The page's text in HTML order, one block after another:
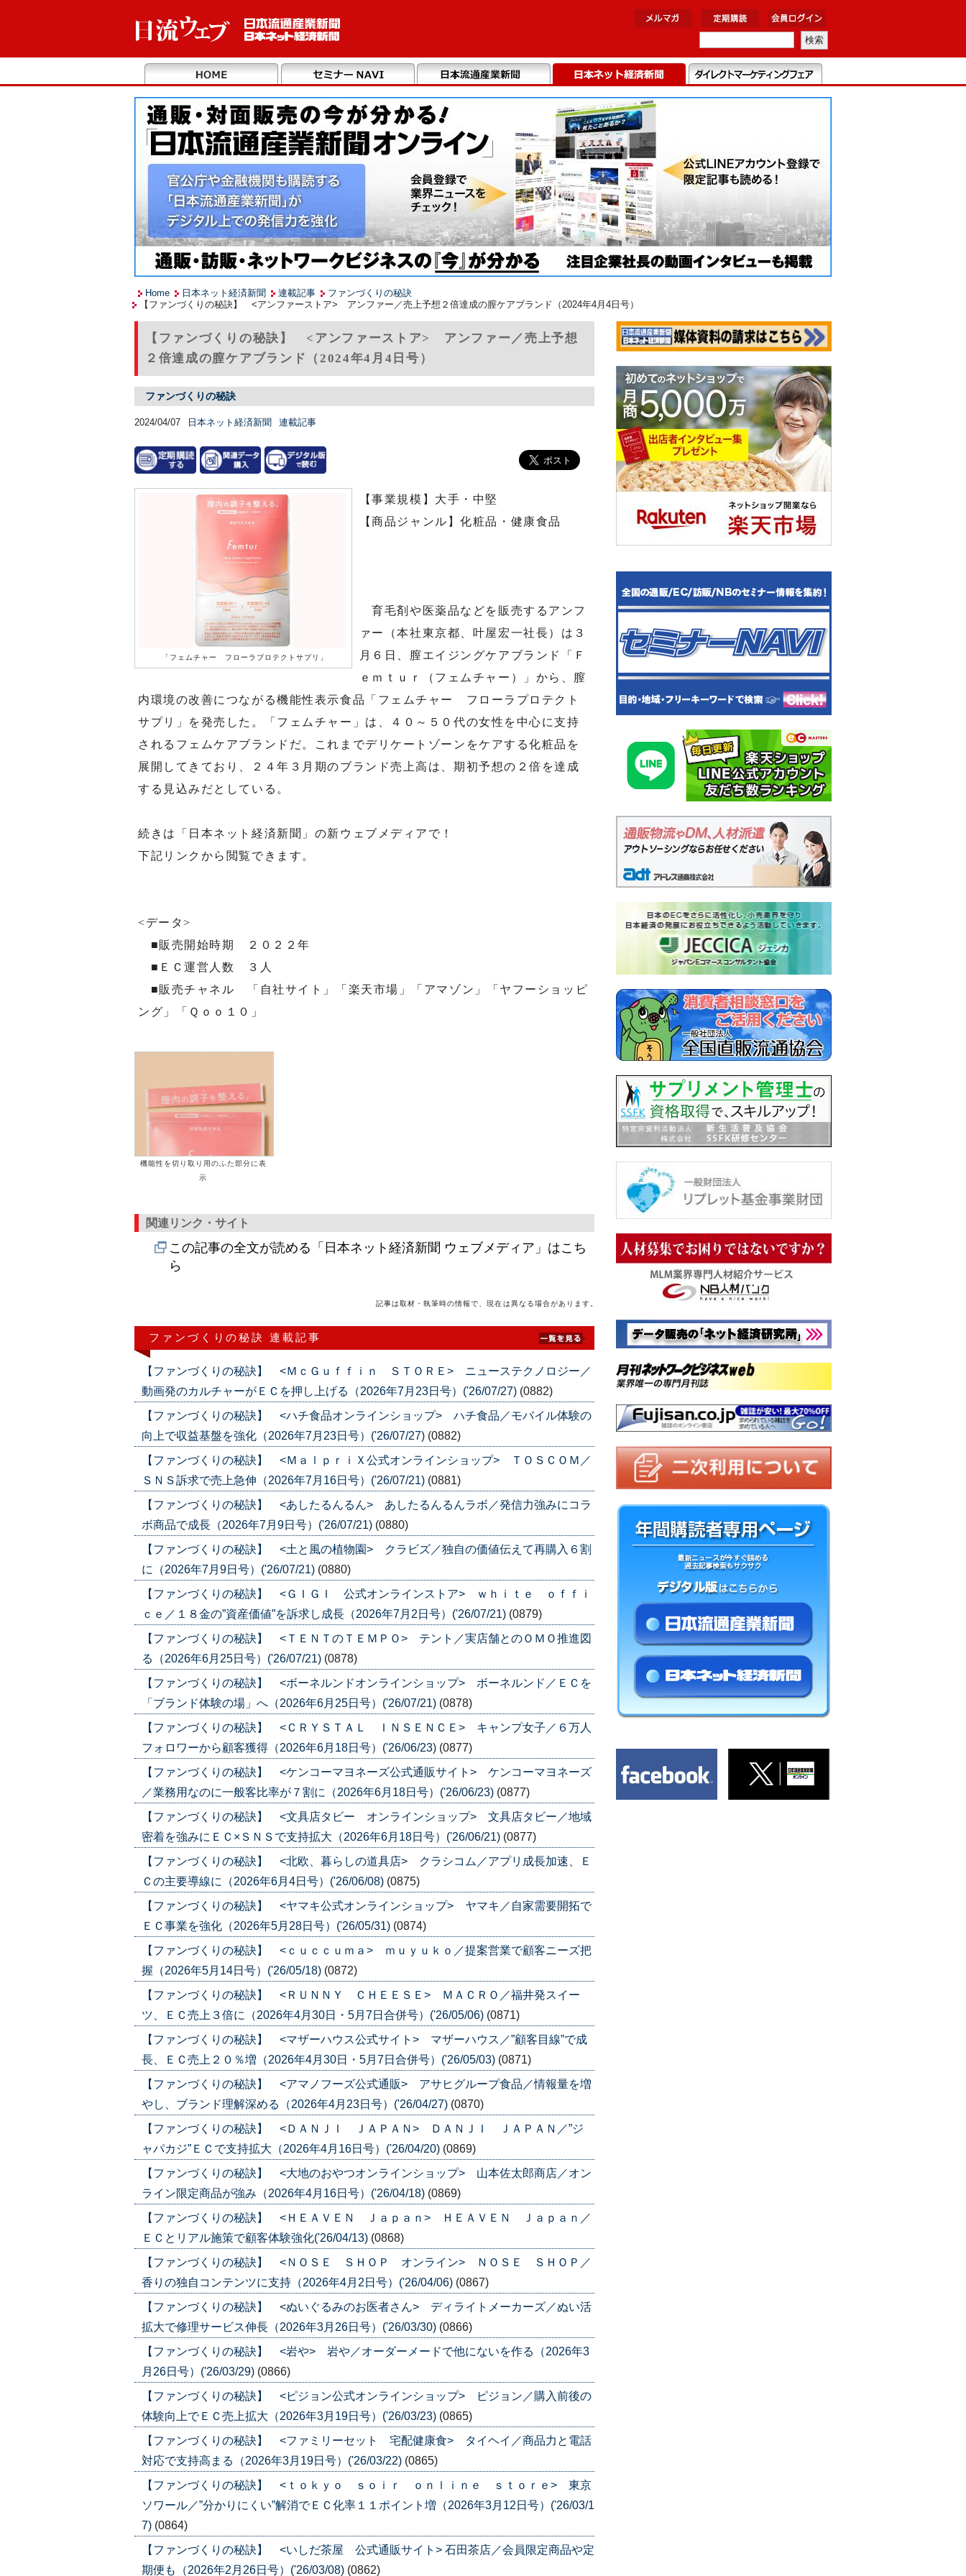
Home 日本ネット経済新聞 連載記事
ファンづくりの秘訣
【ファンづくりの秘訣】 <アンファーストア> アンファー／売上予想２倍達成の膣ケアブランド（2024年4月4日号）
【ファンづくりの秘訣】 <アンファーストア> アンファー／売上予想
２倍達成の膣ケアブランド（2024年4月4日号）
ファンづくりの秘訣
2024/04/07 日本ネット経済新聞 連載記事
「フェムチャー フローラプロテクトサプリ」
【事業規模】大手・中堅
【商品ジャンル】化粧品・健康食品
育毛剤や医薬品などを販売するアンフ
ァー（本社東京都、叶屋宏一社長）は３
月６日、膣エイジングケアブランド「Ｆ
ｅｍｔｕｒ（フェムチャー）」から、膣
内環境の改善につながる機能性表示食品「フェムチャー フローラプロテクト
サプリ」を発売した。「フェムチャー」は、４０～５０代の女性を中心に支持
されるフェムケアブランドだ。これまでデリケートゾーンをケアする化粧品を
展開してきており、２４年３月期のブランド売上高は、期初予想の２倍を達成
する見込みだとしている。
続きは「日本ネット経済新聞」の新ウェブメディアで！
下記リンクから閲覧できます。
<データ>
■販売開始時期 ２０２２年
■ＥＣ運営人数 ３人
■販売チャネル 「自社サイト」「楽天市場」「アマゾン」「ヤフーショッピ
ング」「Ｑｏｏ１０」
機能性を切り取り用のふた部分に表
示
関連リンク・サイト
この記事の全文が読める「日本ネット経済新聞 ウェブメディア」はこち
ら
記事は取材・執筆時の情報で、現在は異なる場合があります。
ファンづくりの秘訣 連載記事
【ファンづくりの秘訣】 <ＭｃＧｕｆｆｉｎ ＳＴＯＲＥ> ニューステクノロジー／
動画発のカルチャーがＥＣを押し上げる（2026年7月23日号）('26/07/27) (0882)
【ファンづくりの秘訣】 <ハチ食品オンラインショップ> ハチ食品／モバイル体験の
向上で収益基盤を強化（2026年7月23日号）('26/07/27) (0882)
【ファンづくりの秘訣】 <ＭａｌｐｒｉＸ公式オンラインショップ> ＴＯＳＣＯＭ／
ＳＮＳ訴求で売上急伸（2026年7月16日号）('26/07/21) (0881)
【ファンづくりの秘訣】 <あしたるんるん> あしたるんるんラボ／発信力強みにコラ
ボ商品で成長（2026年7月9日号）('26/07/21) (0880)
【ファンづくりの秘訣】 <土と風の植物園> クラビズ／独自の価値伝えて再購入６割
に（2026年7月9日号）('26/07/21) (0880)
【ファンづくりの秘訣】 <ＧＩＧＩ 公式オンラインストア> ｗｈｉｔｅ ｏｆｆｉ
ｃｅ／１８金の”資産価値”を訴求し成長（2026年7月2日号）('26/07/21) (0879)
【ファンづくりの秘訣】 <ＴＥＮＴのＴＥＭＰＯ> テント／実店舗とのＯＭＯ推進図
る（2026年6月25日号）('26/07/21) (0878)
【ファンづくりの秘訣】 <ボーネルンドオンラインショップ> ボーネルンド／ＥＣを
「ブランド体験の場」へ（2026年6月25日号）('26/07/21) (0878)
【ファンづくりの秘訣】 <ＣＲＹＳＴＡＬ ＩＮＳＥＮＣＥ> キャンプ女子／６万人
フォロワーから顧客獲得（2026年6月18日号）('26/06/23) (0877)
【ファンづくりの秘訣】 <ケンコーマヨネーズ公式通販サイト> ケンコーマヨネーズ
／業務用なのに一般客比率が７割に（2026年6月18日号）('26/06/23) (0877)
【ファンづくりの秘訣】 <文具店タビー オンラインショップ> 文具店タビー／地域
密着を強みにＥＣ×ＳＮＳで支持拡大（2026年6月18日号）('26/06/21) (0877)
【ファンづくりの秘訣】 <北欧、暮らしの道具店> クラシコム／アプリ成長加速、Ｅ
Ｃの主要導線に（2026年6月4日号）('26/06/08) (0875)
【ファンづくりの秘訣】 <ヤマキ公式オンラインショップ> ヤマキ／自家需要開拓で
ＥＣ事業を強化（2026年5月28日号）('26/05/31) (0874)
【ファンづくりの秘訣】 <ｃｕｃｃｕｍａ> ｍｕｙｕｋｏ／提案営業で顧客ニーズ把
握（2026年5月14日号）('26/05/18) (0872)
【ファンづくりの秘訣】 <ＲＵＮＮＹ ＣＨＥＥＳＥ> ＭＡＣＲＯ／福井発スイー
ツ、ＥＣ売上３倍に（2026年4月30日・5月7日合併号）('26/05/06) (0871)
【ファンづくりの秘訣】 <マザーハウス公式サイト> マザーハウス／”顧客目線”で成
長、ＥＣ売上２０％増（2026年4月30日・5月7日合併号）('26/05/03) (0871)
【ファンづくりの秘訣】 <アマノフーズ公式通販> アサヒグループ食品／情報量を増
やし、ブランド理解深める（2026年4月23日号）('26/04/27) (0870)
【ファンづくりの秘訣】 <ＤＡＮＪＩ ＪＡＰＡＮ> ＤＡＮＪＩ ＪＡＰＡＮ／”ジ
ャパカジ”ＥＣで支持拡大（2026年4月16日号）('26/04/20) (0869)
【ファンづくりの秘訣】 <大地のおやつオンラインショップ> 山本佐太郎商店／オン
ライン限定商品が強み（2026年4月16日号）('26/04/18) (0869)
【ファンづくりの秘訣】 <ＨＥＡＶＥＮ Ｊａｐａｎ> ＨＥＡＶＥＮ Ｊａｐａｎ／
ＥＣとリアル施策で顧客体験強化('26/04/13) (0868)
【ファンづくりの秘訣】 <ＮＯＳＥ ＳＨＯＰ オンライン> ＮＯＳＥ ＳＨＯＰ／
香りの独自コンテンツに支持（2026年4月2日号）('26/04/06) (0867)
【ファンづくりの秘訣】 <ぬいぐるみのお医者さん> ディライトメーカーズ／ぬい活
拡大で修理サービス伸長（2026年3月26日号）('26/03/30) (0866)
【ファンづくりの秘訣】 <岩や> 岩や／オーダーメードで他にないを作る（2026年3
月26日号）('26/03/29) (0866)
【ファンづくりの秘訣】 <ピジョン公式オンラインショップ> ピジョン／購入前後の
体験向上でＥＣ売上拡大（2026年3月19日号）('26/03/23) (0865)
【ファンづくりの秘訣】 <ファミリーセット 宅配健康食> タイヘイ／商品力と電話
対応で支持高まる（2026年3月19日号）('26/03/22) (0865)
【ファンづくりの秘訣】 <ｔｏｋｙｏ ｓｏｉｒ ｏｎｌｉｎｅ ｓｔｏｒｅ> 東京
ソワール／”分かりにくい”解消でＥＣ化率１１ポイント増（2026年3月12日号）('26/03/1
7) (0864)
【ファンづくりの秘訣】 <いしだ茶屋 公式通販サイト> 石田茶店／会員限定商品や定
期便も（2026年2月26日号）('26/03/08) (0862)